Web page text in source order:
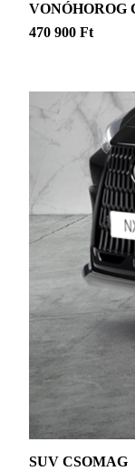
VONÓHOROG
470 900 Ft
SUV CSOMAG